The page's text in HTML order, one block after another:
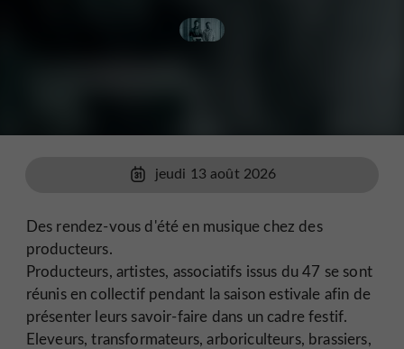
jeudi 13 août 2026
Des rendez-vous d'été en musique chez des
producteurs.
Producteurs, artistes, associatifs issus du 47 se sont
réunis en collectif pendant la saison estivale afin de
présenter leurs savoir-faire dans un cadre festif.
Eleveurs, transformateurs, arboriculteurs, brassiers,